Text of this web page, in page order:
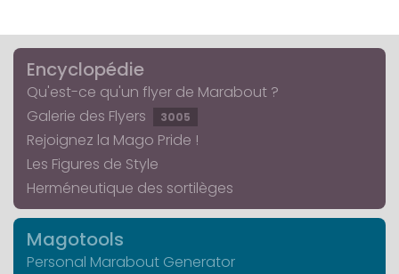
Encyclopédie
Qu'est-ce qu'un flyer de Marabout ?
Galerie des Flyers
3005
Rejoignez la Mago Pride !
Les Figures de Style
Herméneutique des sortilèges
Magotools
Personal Marabout Generator